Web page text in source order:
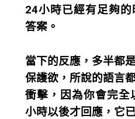
24小時已經有足夠
答案。
當下的反應，多半都
保護欲，所說的語言
衝擊，因為你會完全
小時以後才回應，它